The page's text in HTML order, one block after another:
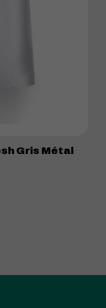
Gris Métal